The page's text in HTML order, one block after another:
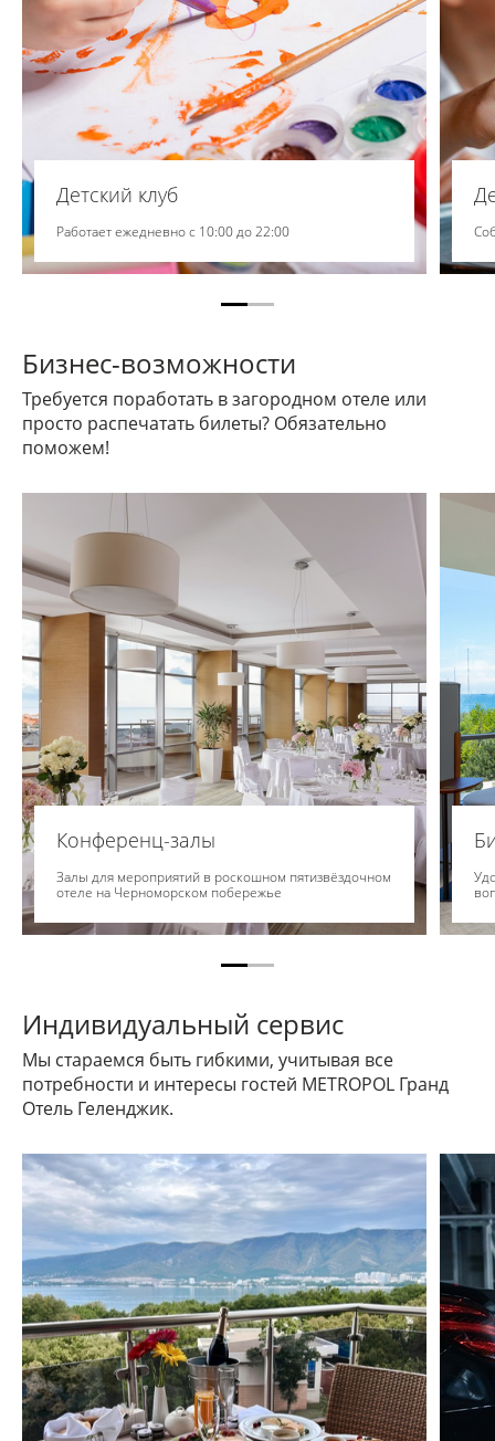
Детский клуб
Работает ежедневно с 10:00 до 22:00
Бизнес-возможности
Требуется поработать в загородном отеле или
просто распечатать билеты? Обязательно
поможем!
Конференц-залы
Залы для мероприятий в роскошном пятизвёздочном
отеле на Черноморском побережье
Индивидуальный сервис
Мы стараемся быть гибкими, учитывая все
потребности и интересы гостей METROPOL Гранд
Отель Геленджик.